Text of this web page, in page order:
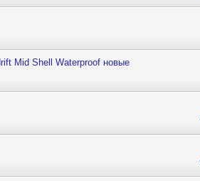
Mid Shell Waterproof новые